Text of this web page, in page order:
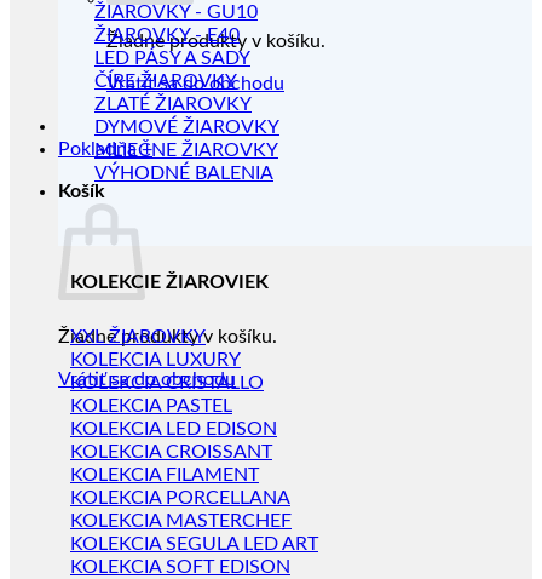
Žiadne produkty v košíku.
Vrátiť sa do obchodu
Pokladňa +
Košík
Žiadne produkty v košíku.
Vrátiť sa do obchodu
ŽIAROVKY - GU10
ŽIAROVKY - E40
LED PÁSY A SADY
ČÍRE ŽIAROVKY
ZLATÉ ŽIAROVKY
DYMOVÉ ŽIAROVKY
MLIEČNE ŽIAROVKY
VÝHODNÉ BALENIA
KOLEKCIE ŽIAROVIEK
XXL ŽIAROVKY
KOLEKCIA LUXURY
KOLEKCIA CRISTALLO
KOLEKCIA PASTEL
KOLEKCIA LED EDISON
KOLEKCIA CROISSANT
KOLEKCIA FILAMENT
KOLEKCIA PORCELLANA
KOLEKCIA MASTERCHEF
KOLEKCIA SEGULA LED ART
KOLEKCIA SOFT EDISON